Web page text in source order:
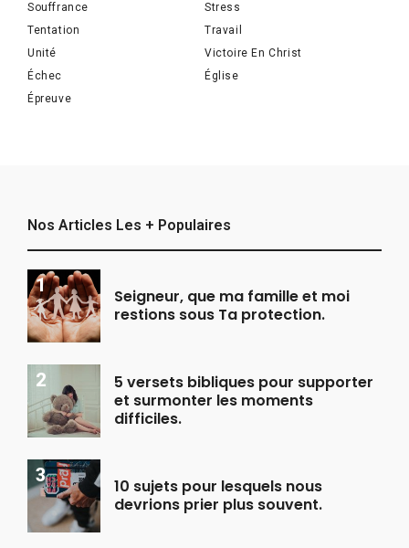
Souffrance
Stress
Tentation
Travail
Unité
Victoire En Christ
Échec
Église
Épreuve
Nos Articles Les + Populaires
Seigneur, que ma famille et moi
restions sous Ta protection.
5 versets bibliques pour supporter
et surmonter les moments
difficiles.
10 sujets pour lesquels nous
devrions prier plus souvent.